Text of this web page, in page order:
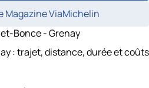
Magazine ViaMichelin
Bonce - Grenay
: trajet, distance, durée et coûts